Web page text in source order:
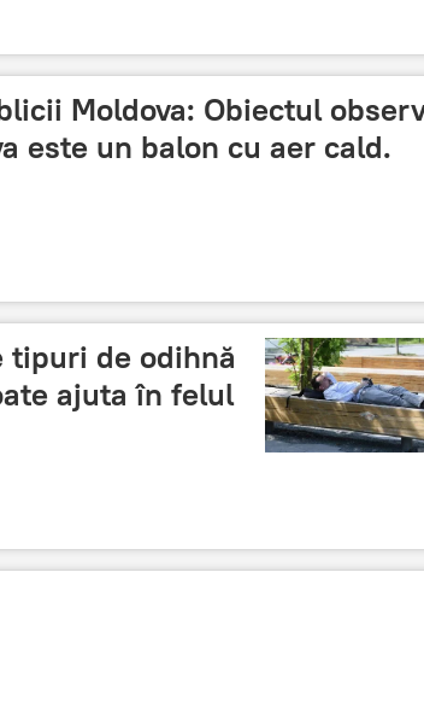
Moldova: Obiectul
este un balon cu aer cald.
de odihnă
ajuta în felul